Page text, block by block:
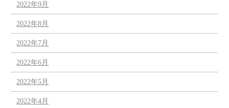
2022年9月
2022年8月
2022年7月
2022年6月
2022年5月
2022年4月